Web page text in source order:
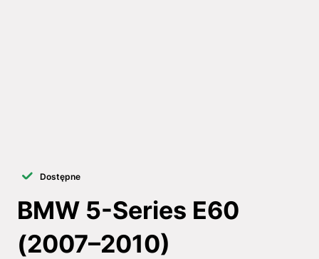
Dostępne
BMW 5-Series E60
(2007–2010)